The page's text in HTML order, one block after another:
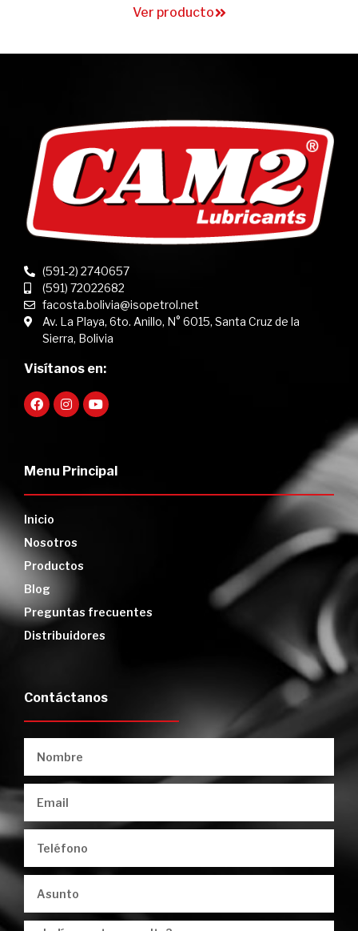
Ver producto
(591-2) 2740657
(591) 72022682
facosta.bolivia@isopetrol.net
Av. La Playa, 6to. Anillo, N° 6015, Santa Cruz de la
Sierra, Bolivia
Visítanos en:
Menu Principal
Inicio
Nosotros
Productos
Blog
Preguntas frecuentes
Distribuidores
Contáctanos